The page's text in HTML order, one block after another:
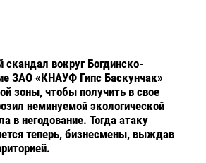
вокруг Богдинско-
ЗАО «КНАУФ Гипс Баскунчак»
зоны, чтобы получить в свое
неминуемой экологической
в негодование. Тогда атаку
теперь, бизнесмены, выждав